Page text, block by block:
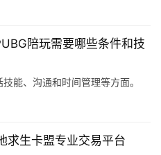
陪玩需要哪些条件和技
能、沟通和时间管理等方面。
求生卡盟专业交易平台